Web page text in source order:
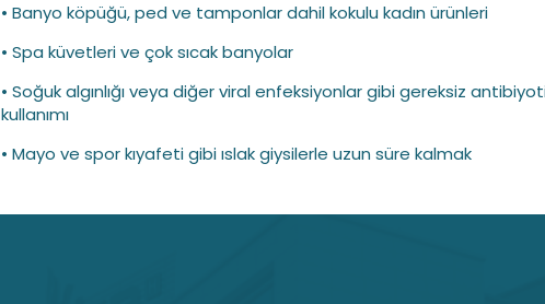
• Banyo köpüğü, ped ve tamponlar dahil kokulu kadın ürünleri
• Spa küvetleri ve çok sıcak banyolar
• Soğuk algınlığı veya diğer viral enfeksiyonlar gibi gereksiz
kullanımı
• Mayo ve spor kıyafeti gibi ıslak giysilerle uzun süre kalmak